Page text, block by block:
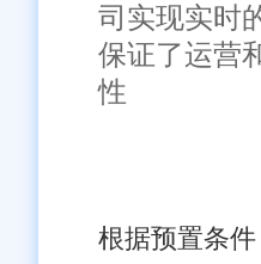
司实现实时
保证了运营
性
根据预置条